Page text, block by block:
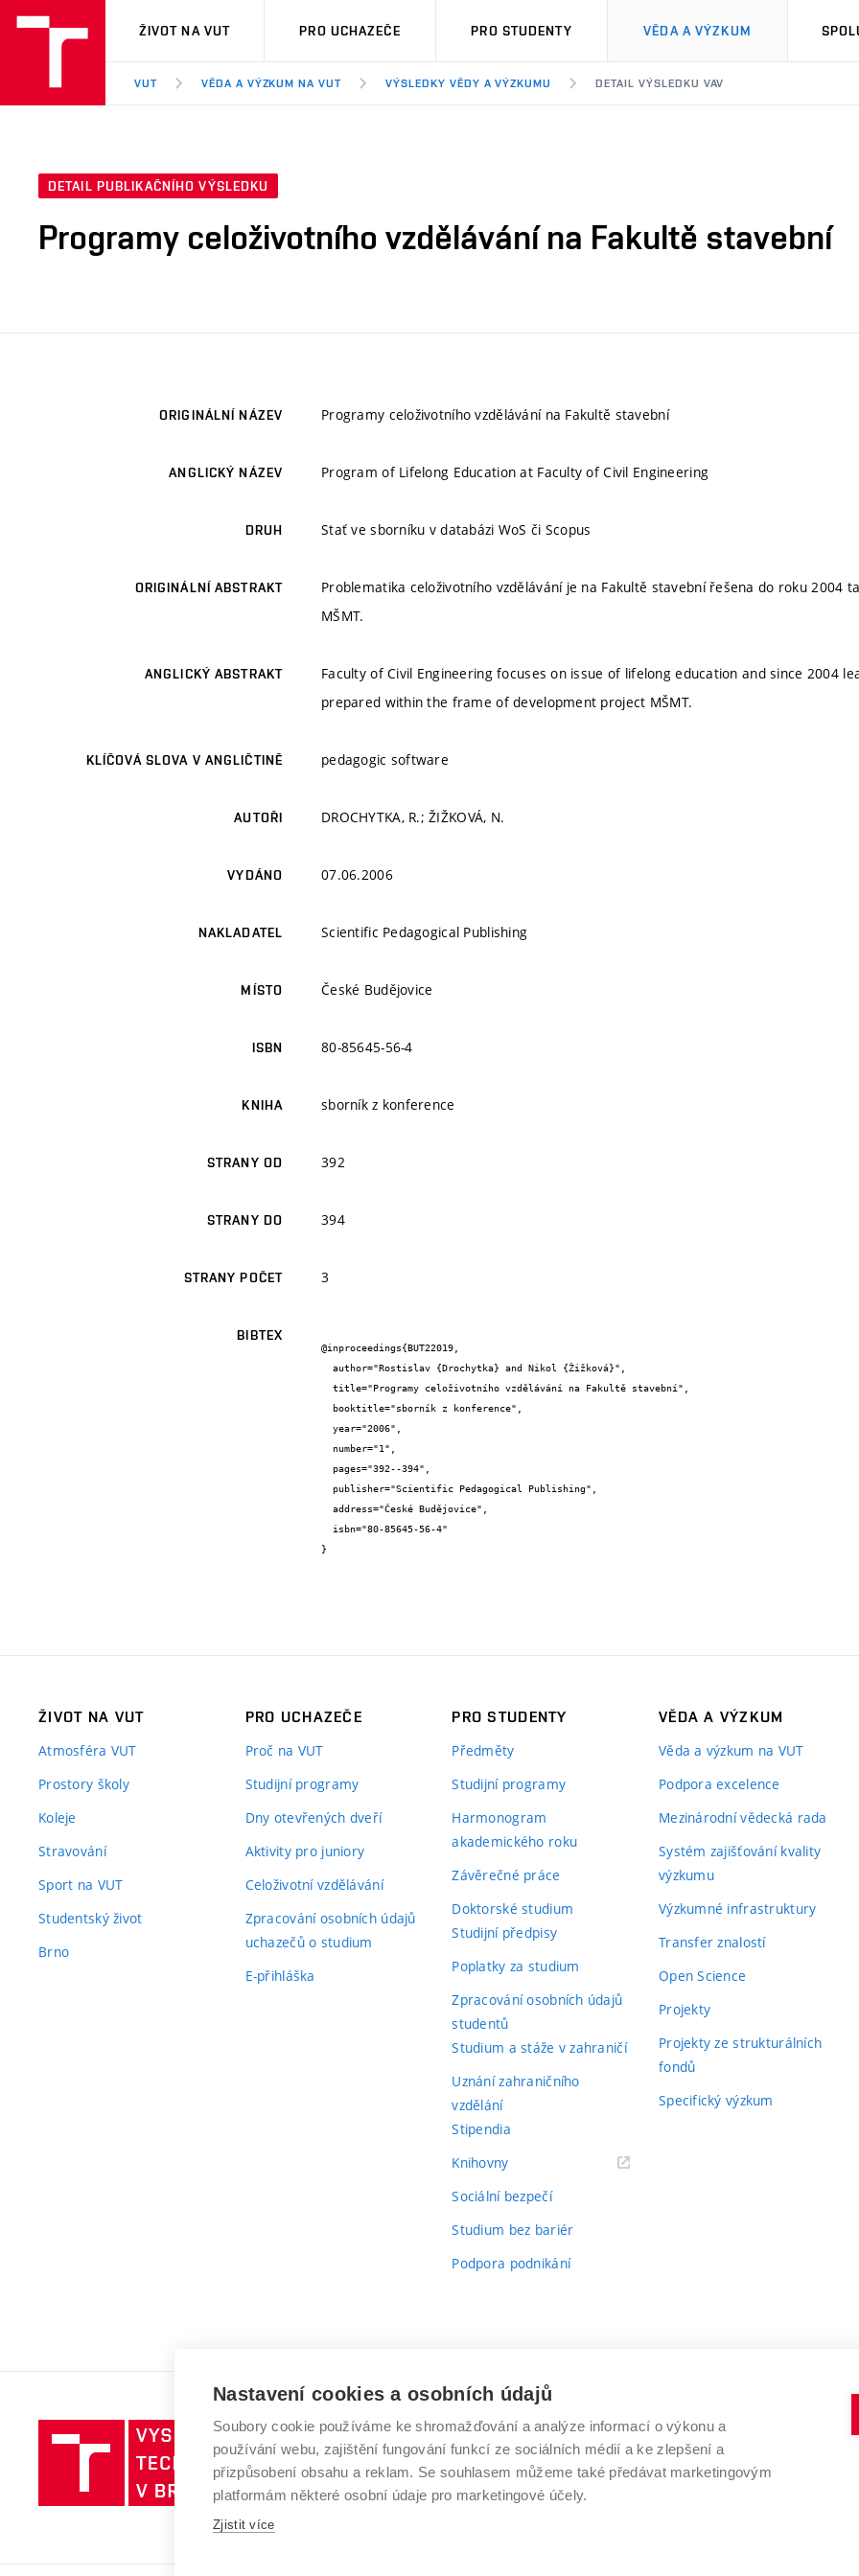
VUT
ŽIVOT NA VUT PRO UCHAZEČE PRO STUDENTY VĚDA A VÝZKUM
VUT VĚDA A VÝZKUM NA VUT VÝSLEDKY VĚDY A VÝZKUMU DETAIL VÝSLEDKU VAV
DETAIL PUBLIKAČNÍHO VÝSLEDKU
Programy celoživotního vzdělávání na Fakultě stavební
ORIGINÁLNÍ NÁZEV Programy celoživotního vzdělávání na Fakultě stavební
ANGLICKÝ NÁZEV Program of Lifelong Education at Faculty of Civil Engineering
DRUH Stať ve sborníku v databázi WoS či Scopus
ORIGINÁLNÍ ABSTRAKT
Problematika celoživotního vzdělávání je na Fakultě stavební řešena do roku 2004
MŠMT.
ANGLICKÝ ABSTRAKT
Faculty of Civil Engineering focuses on issue of lifelong education and since 2004
prepared within the frame of development project MŠMT.
KLÍČOVÁ SLOVA V ANGLIČTINĚ pedagogic software
AUTOŘI DROCHYTKA, R.; ŽIŽKOVÁ, N.
VYDÁNO 07.06.2006
NAKLADATEL Scientific Pedagogical Publishing
MÍSTO České Budějovice
ISBN 80-85645-56-4
KNIHA sborník z konference
STRANY OD 392
STRANY DO 394
STRANY POČET 3
BIBTEX
@inproceedings{BUT22019,
}
ŽIVOT NA VUT
Atmosféra VUT
Prostory školy
Koleje
Stravování
Sport na VUT
Studentský život
Brno
PRO UCHAZEČE
Proč na VUT
Studijní programy
Dny otevřených dveří
Aktivity pro juniory
Celoživotní vzdělávání
Zpracování osobních údajů
uchazečů o studium
E-přihláška
PRO STUDENTY
Předměty
Studijní programy
Harmonogram
akademického roku
Závěrečné práce
Doktorské studium
Studijní předpisy
Poplatky za studium
Zpracování osobních údajů
studentů
Studium a stáže v zahraničí
Uznání zahraničního
vzdělání
Stipendia
Knihovny(externí
Sociální bezpečí
Studium bez bariér
Podpora podnikání
VĚDA A VÝZKUM
Věda a výzkum na VUT
Podpora excelence
Mezinárodní vědecká rada
Systém zajišťování kvality
výzkumu
Výzkumné infrastruktury
Transfer znalostí
Open Science
Projekty
Projekty ze strukturálních
fondů
Specifický výzkum
Vysoké
učení
technické
v
VYSOKÉ UČENÍ TECHNICKÉ V BRNĚ
Antonínská 548/1
602 00 Brno
www.vut.cz
Nastavení cookies a osobních údajů
Soubory cookie používáme ke shromažďování a analýze informací o výkonu a
používání webu, zajištění fungování funkcí ze sociálních médií a ke zlepšení a
přizpůsobení obsahu a reklam. Se souhlasem můžeme také předávat marketingovým
platformám některé osobní údaje pro marketingové účely.
Zjistit více